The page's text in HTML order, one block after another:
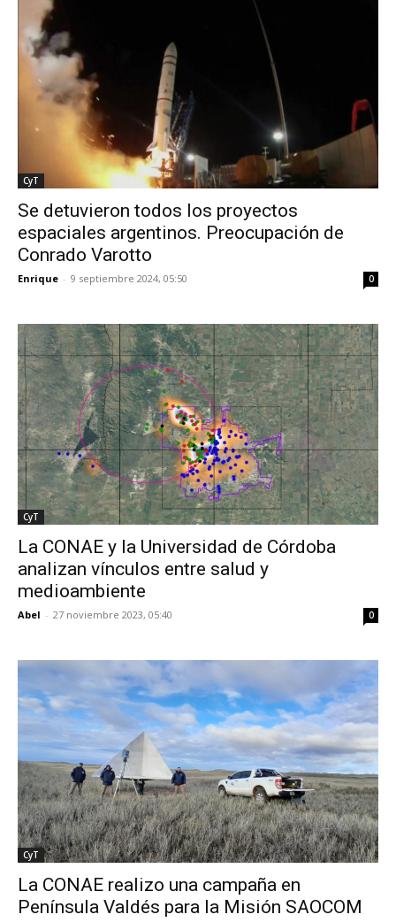
CyT
Se detuvieron todos los proyectos
espaciales argentinos. Preocupación de
Conrado Varotto
Enrique - 9 septiembre 2024, 05:50 0
CyT
La CONAE y la Universidad de Córdoba
analizan vínculos entre salud y
medioambiente
Abel - 27 noviembre 2023, 05:40 0
CyT
La CONAE realizo una campaña en
Península Valdés para la Misión SAOCOM